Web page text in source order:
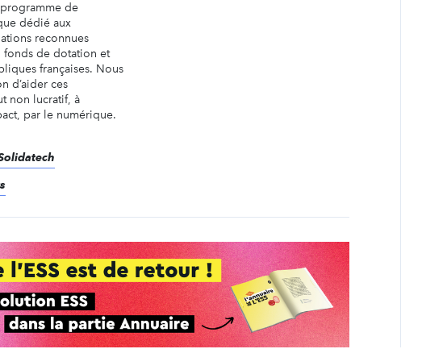
de
dédié aux
reconnues
fonds de dotation et
françaises. Nous
d’aider ces
non lucratif, à
par le numérique.